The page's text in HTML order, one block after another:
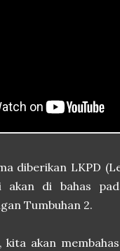
diberikan LKPD
akan di bahas
Tumbuhan 2.
kita akan